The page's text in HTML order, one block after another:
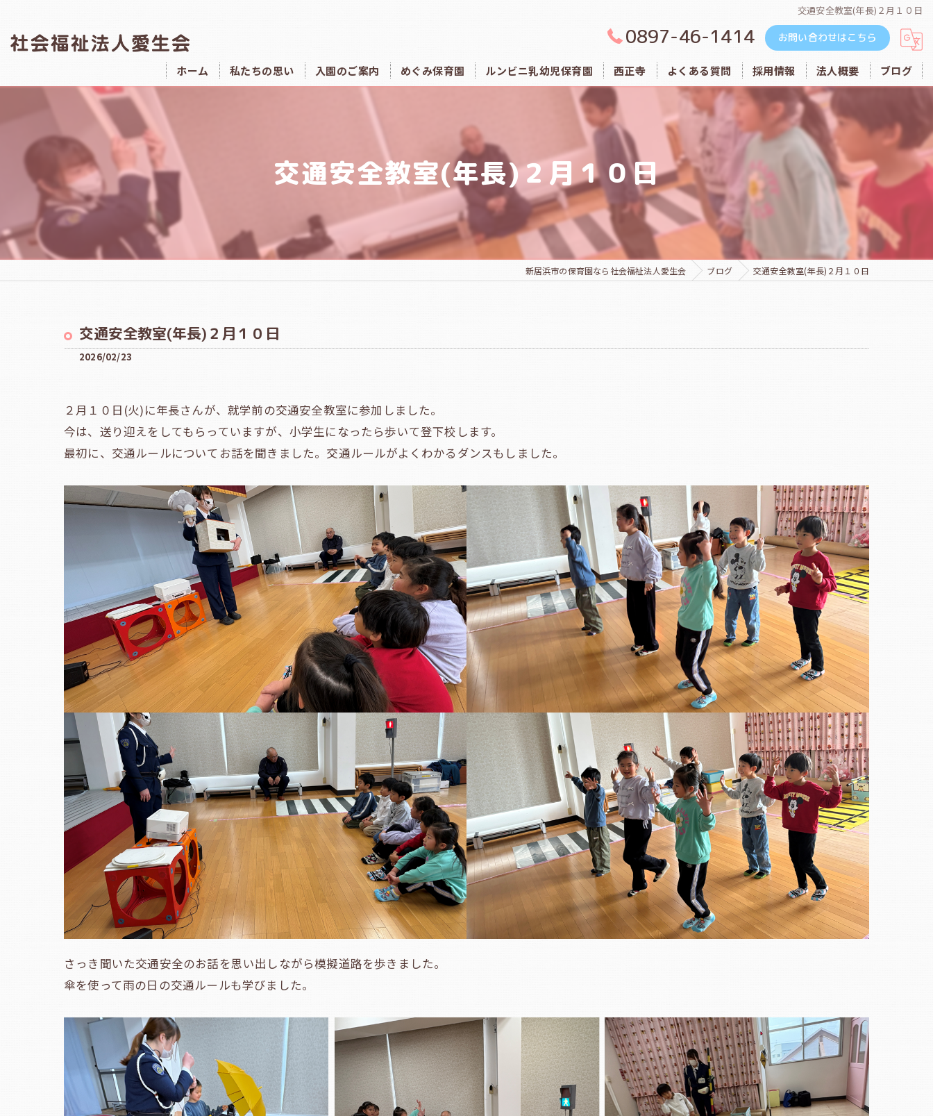
交通安全教室(年長)２月１０日
0897-46-1414 お問い合わせはこちら
ホーム 私たちの思い 入園のご案内 めぐみ保育園 ルンビニ乳幼児保育園 西正寺 よくある質問 採用情報 法人概要 ブログ
めぐみ保育園
ルンビニ乳幼児保育園
愛生会
交通安全教室(年長)２月１０日
新居浜市の保育園なら社会福祉法人愛生会 ブログ 交通安全教室(年長)２月１０日
交通安全教室(年長)２月１０日
2026/02/23
２月１０日(火)に年長さんが、就学前の交通安全教室に参加しました。
今は、送り迎えをしてもらっていますが、小学生になったら歩いて登下校します。
最初に、交通ルールについてお話を聞きました。交通ルールがよくわかるダンスもしました。
さっき聞いた交通安全のお話を思い出しながら模擬道路を歩きました。
傘を使って雨の日の交通ルールも学びました。